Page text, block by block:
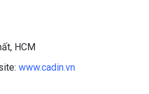
HCM
www.cadin.vn